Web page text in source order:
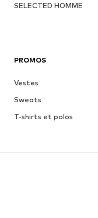
SELECTED HOMME
PROMOS
Vestes
Sweats
T-shirts et polos